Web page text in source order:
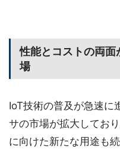
性能とコストの両
場
IoT技術の普及が急速に
サの市場が拡大してお
に向けた新たな用途も